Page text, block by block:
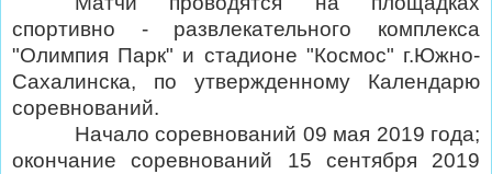
спортивно - развлекательного комплекса
"Олимпия Парк" и стадионе "Космос" г.Южно-
Сахалинска, по утвержденному Календарю
соревнований.
Начало соревнований 09 мая 2019 года;
окончание соревнований 15 сентября 2019